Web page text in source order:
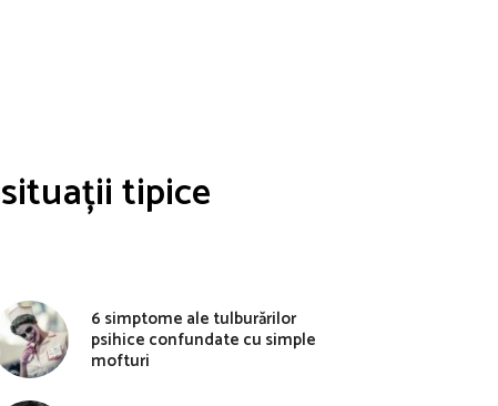
tipice
6 simptome ale tulburărilor
psihice confundate cu simple
mofturi